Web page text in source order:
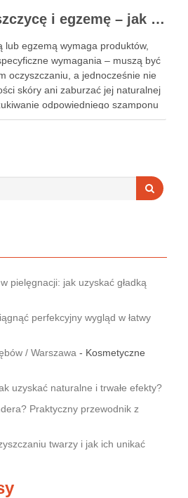
Szampon na łuszczycę i egzemę – jak świadomie dobierać produkty przy wrażliwej skórze głowy?
lub egzemą wymaga produktów,
wymagania – muszą być
oczyszczaniu, a jednocześnie nie
skóry ani zaburzać jej naturalnej
odpowiedniego szamponu
procesem długim i frustrującym, bo
pielęgnacji: jak uzyskać gładką
perfekcyjny wygląd w łatwy
/ Warszawa - Kosmetyczne
uzyskać naturalne i trwałe efekty?
Praktyczny przewodnik z
twarzy i jak ich unikać